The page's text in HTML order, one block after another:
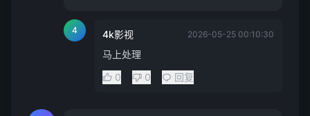
4 4k影视 2026-05-25 00:10:30
马上处理
0
0 回复